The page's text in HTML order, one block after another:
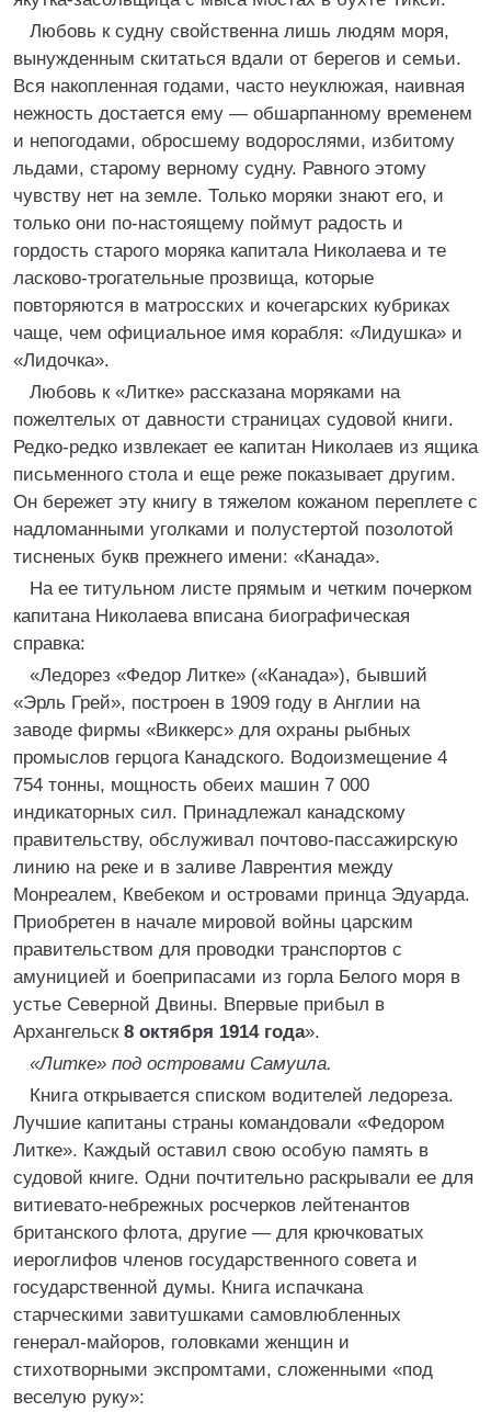
Любовь к судну свойственна лишь людям моря,
вынужденным скитаться вдали от берегов и семьи.
Вся накопленная годами, часто неуклюжая, наивная
нежность достается ему — обшарпанному временем
и непогодами, обросшему водорослями, избитому
льдами, старому верному судну. Равного этому
чувству нет на земле. Только моряки знают его, и
только они по-настоящему поймут радость и
гордость старого моряка капитала Николаева и те
ласково-трогательные прозвища, которые
повторяются в матросских и кочегарских кубриках
чаще, чем официальное имя корабля: «Лидушка» и
«Лидочка».
Любовь к «Литке» рассказана моряками на
пожелтелых от давности страницах судовой книги.
Редко-редко извлекает ее капитан Николаев из ящика
письменного стола и еще реже показывает другим.
Он бережет эту книгу в тяжелом кожаном переплете с
надломанными уголками и полустертой позолотой
тисненых букв прежнего имени: «Канада».
На ее титульном листе прямым и четким почерком
капитана Николаева вписана биографическая
справка:
«Ледорез «Федор Литке» («Канада»), бывший
«Эрль Грей», построен в 1909 году в Англии на
заводе фирмы «Виккерс» для охраны рыбных
промыслов герцога Канадского. Водоизмещение 4
754 тонны, мощность обеих машин 7 000
индикаторных сил. Принадлежал канадскому
правительству, обслуживал почтово-пассажирскую
линию на реке и в заливе Лаврентия между
Монреалем, Квебеком и островами принца Эдуарда.
Приобретен в начале мировой войны царским
правительством для проводки транспортов с
амуницией и боеприпасами из горла Белого моря в
устье Северной Двины. Впервые прибыл в
Архангельск 8 октября 1914 года».
«Литке» под островами Самуила.
Книга открывается списком водителей ледореза.
Лучшие капитаны страны командовали «Федором
Литке». Каждый оставил свою особую память в
судовой книге. Одни почтительно раскрывали ее для
витиевато-небрежных росчерков лейтенантов
британского флота, другие — для крючковатых
иероглифов членов государственного совета и
государственной думы. Книга испачкана
старческими завитушками самовлюбленных
генерал-майоров, головками женщин и
стихотворными экспромтами, сложенными «под
веселую руку»: